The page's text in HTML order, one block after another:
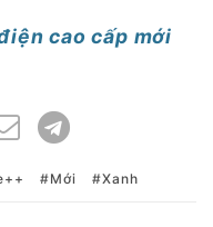
cao cấp mới
Mới Xanh